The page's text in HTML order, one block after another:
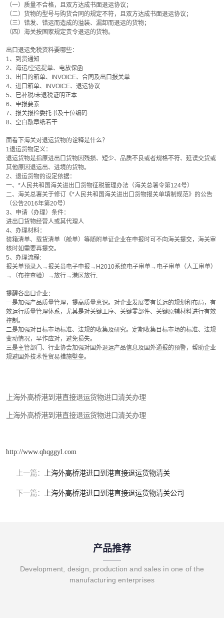
（一）质量不合格，且双方达成书面退运协议；
（二）货物的型号与购货合同的规定不符，且双方达成书面退运协议；
（三）错发、错运而造成的溢装、漏卸而退运的货物；
（四）海关按国家规定责令退运的货物。
出口退运免税资料要哪些：
1、到货通知
2、海运/空运提单、电放保函
3、出口的箱单、INVOICE、合同及出口报关单
4、进口箱单、INVOICE、退运协议
5、已补税/未退税证明正本
6、申报要素
7、报关报检委托书及十位编码
8、空白敲章纸若干
面看下海关对退运货物的诠释是什么？
1退运货物定义：
退运货物是指原进出口货物因残损、短少、品质不良或者规格不符、延误交货或
其他原因退运出、进境的货物。
2、退运货物的设定依据：
一、*人民共和国海关进出口货物征税管理办法（海关总署令第124号）
二、海关总署关于修订《*人民共和国海关进出口货物报关单填制规范》的公告
（公告2016年第20号）
3、申请（办理）条件：
进出口货物经营人或其代理人
4、办理材料：
装箱清单、载货清单（舱单）等随附单证企业在申报时可不向海关提交，海关审
核时如需要再提交。
5、办理流程:
报关单预录入→报关员电子申报→H2010系统电子审单→电子审单（人工审单）
→（布控查验）→放行→港区放行.
提醒各出口企业：
一是加强产品质量管理，提高质量意识。对企业发展要有长远的规划和布局，有
效运行质量管理体系，尤其是对关键工序、关键零部件、关键原辅材料进行有效
控制。
二是加强对目标市场标准、法规的收集及研究。定期收集目标市场的标准、法规
变动情况，早作应对，避免损失。
三是主管部门、行业协会加强对国外退运产品信息及国外通报的预警，帮助企业
规避国外技术性贸易措施壁垒。
上海外高桥港到港直接退运货物进口清关办理
上海外高桥港到港直接退运货物进口清关办理
http://www.qhqggyl.com
上一篇： 上海外高桥港进口到港直接退运货物清关
下一篇： 上海外高桥港进口到港直接退运货物清关公司
产品推荐
Development, design, production and sales in one of the
manufacturing enterprises